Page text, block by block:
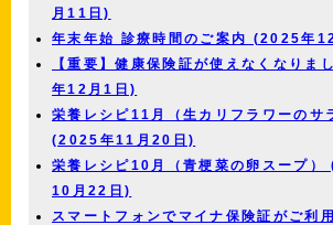
月11日)
年末年始 診療時間のご案内 (2025年
【重要】健康保険証が使えなくなりま
年12月1日)
栄養レシピ11月（生カリフラワーのサ
(2025年11月20日)
栄養レシピ10月（青梗菜の卵スープ
10月22日)
スマートフォンでマイナ保険証がご利